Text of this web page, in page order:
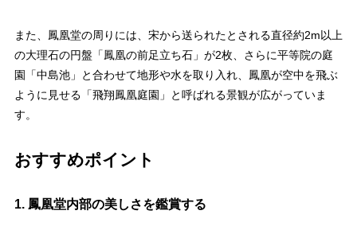
また、鳳凰堂の周りには、宋から送られたとされる直径約2m以上
の大理石の円盤「鳳凰の前足立ち石」が2枚、さらに平等院の庭
園「中島池」と合わせて地形や水を取り入れ、鳳凰が空中を飛ぶ
ように見せる「飛翔鳳凰庭園」と呼ばれる景観が広がっていま
す。
おすすめポイント
1. 鳳凰堂内部の美しさを鑑賞する